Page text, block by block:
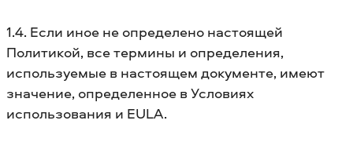
1.4. Если иное не определено настоящей
Политикой, все термины и определения,
используемые в настоящем документе, имеют
значение, определенное в Условиях
использования и EULA.